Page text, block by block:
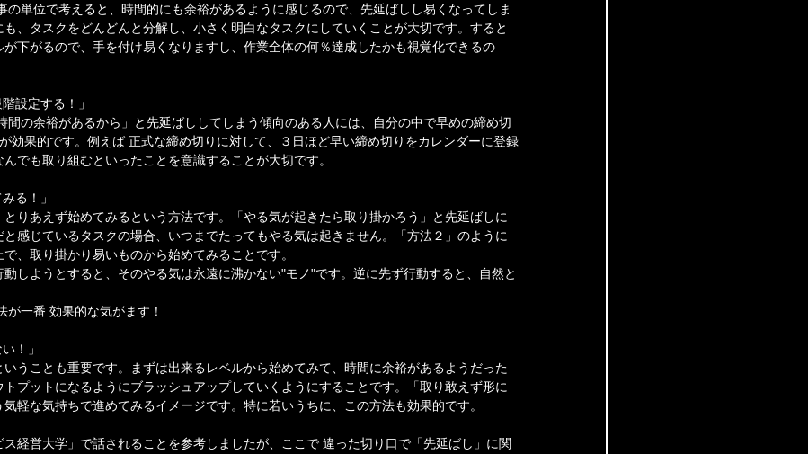
の単位で考えると、時間的にも余裕があるように感じるので、先延ばしし易くなってしま
、タスクをどんどんと分解し、小さく明白なタスクにしていくことが大切です。すると
下がるので、手を付け易くなりますし、作業全体の何％達成したかも視覚化できるの
設定する！」
間の余裕があるから」と先延ばししてしまう傾向のある人には、自分の中で早めの締め切
効果的です。例えば 正式な締め切りに対して、３日ほど早い締め切りをカレンダーに登録
でも取り組むといったことを意識することが大切です。
る！」
とりあえず始めてみるという方法です。「やる気が起きたら取り掛かろう」と先延ばしに
感じているタスクの場合、いつまでたってもやる気は起きません。「方法２」のように
、取り掛かり易いものから始めてみることです。
しようとすると、そのやる気は永遠に沸かない"モノ"です。逆に先ず行動すると、自然と
一番 効果的な気がます！
！」
いうことも重要です。まずは出来るレベルから始めてみて、時間に余裕があるようだった
プットになるようにブラッシュアップしていくようにすることです。「取り敢えず形に
軽な気持ちで進めてみるイメージです。特に若いうちに、この方法も効果的です。
ス経営大学」で話されることを参考しましたが、ここで 違った切り口で「先延ばし」に関